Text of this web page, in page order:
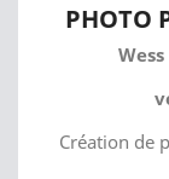
PHOTO
Création de